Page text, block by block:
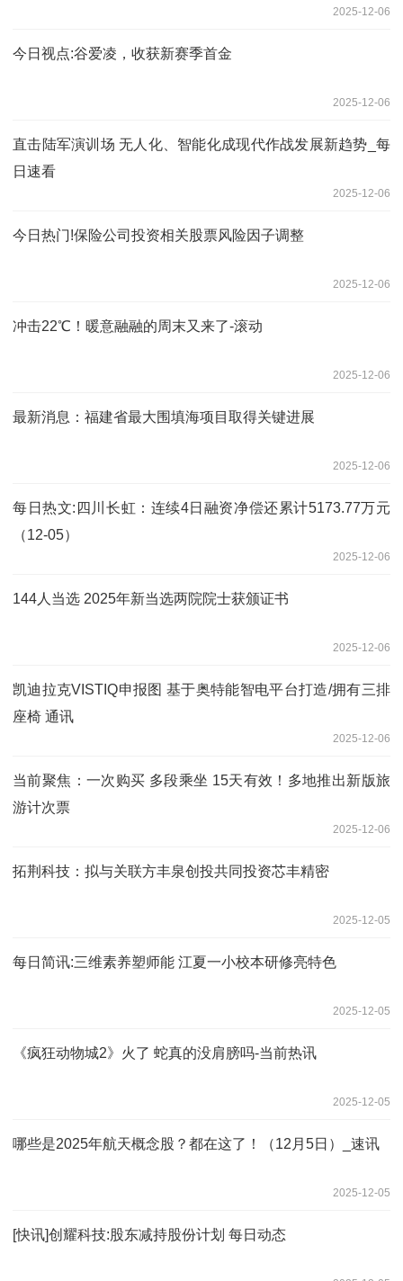
2025-12-06
今日视点:谷爱凌，收获新赛季首金
2025-12-06
直击陆军演训场 无人化、智能化成现代作战发展新趋势_每
日速看
2025-12-06
今日热门!保险公司投资相关股票风险因子调整
2025-12-06
冲击22℃！暖意融融的周末又来了-滚动
2025-12-06
最新消息：福建省最大围填海项目取得关键进展
2025-12-06
每日热文:四川长虹：连续4日融资净偿还累计5173.77万元
（12-05）
2025-12-06
144人当选 2025年新当选两院院士获颁证书
2025-12-06
凯迪拉克VISTIQ申报图 基于奥特能智电平台打造/拥有三排
座椅 通讯
2025-12-06
当前聚焦：一次购买 多段乘坐 15天有效！多地推出新版旅
游计次票
2025-12-06
拓荆科技：拟与关联方丰泉创投共同投资芯丰精密
2025-12-05
每日简讯:三维素养塑师能 江夏一小校本研修亮特色
2025-12-05
《疯狂动物城2》火了 蛇真的没肩膀吗-当前热讯
2025-12-05
哪些是2025年航天概念股？都在这了！（12月5日）_速讯
2025-12-05
[快讯]创耀科技:股东减持股份计划 每日动态